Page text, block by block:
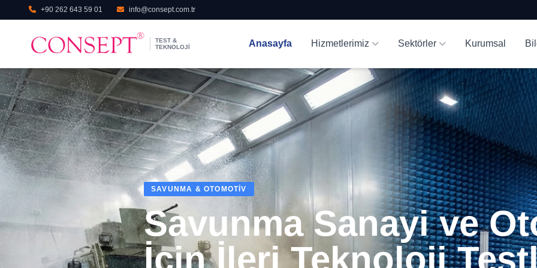
+90 262 643 59 01 info@consept.com.tr
TEST &
TEKNOLOJI
Anasayfa Hizmetlerimiz Sektörler Kurumsal
SAVUNMA & OTOMOTIV
Savunma Sanayi ve
İçin İleri Teknoloji
KAPSAMLI ALTYAPI
Tüm Test Bilgileri ve
Çözümleri